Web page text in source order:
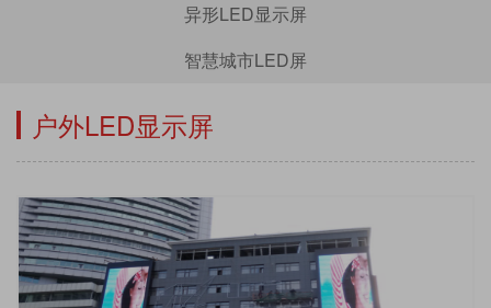
异形LED显示屏
智慧城市LED屏
户外LED显示屏